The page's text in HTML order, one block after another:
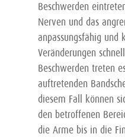
Beschwerden
Nerven und das
anpassungsfähig und
Veränderungen
Beschwerden treten
auftretenden
diesem Fall können
den betroffenen
die Arme bis in die